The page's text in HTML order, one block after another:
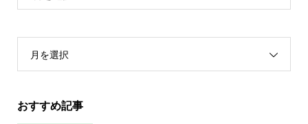
月を選択
おすすめ記事